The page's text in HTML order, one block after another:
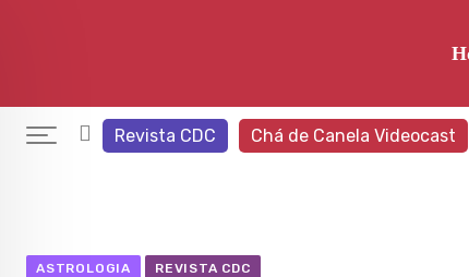
Revista CDC Chá de Canela Videocast
ASTROLOGIA REVISTA CDC